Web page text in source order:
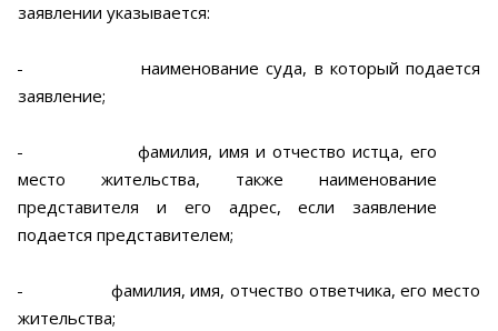
заявлении указывается:
-
наименование суда, в который подается
заявление;
-
фамилия, имя и отчество истца, его
место жительства, также наименование
представителя и его адрес, если заявление
подается представителем;
-
фамилия, имя, отчество ответчика, его место
жительства;